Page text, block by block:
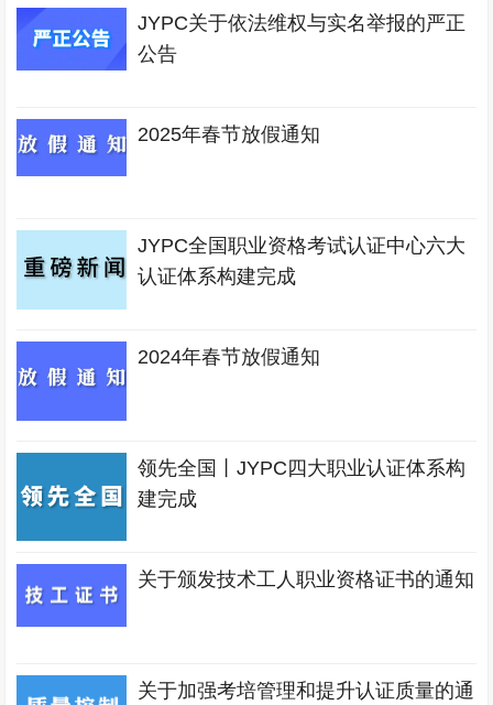
JYPC关于依法维权与实名举报的严正
公告
2025年春节放假通知
JYPC全国职业资格考试认证中心六大
认证体系构建完成
2024年春节放假通知
领先全国丨JYPC四大职业认证体系构
建完成
关于颁发技术工人职业资格证书的通知
关于加强考培管理和提升认证质量的通